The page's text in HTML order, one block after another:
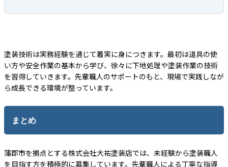
塗装技術は実務経験を通じて着実に身につきます。最初は道具の使
い方や安全作業の基本から学び、徐々に下地処理や塗装作業の技術
を習得していきます。先輩職人のサポートのもと、現場で実践しなが
ら成長できる環境が整っています。
まとめ
蒲郡市を拠点とする株式会社大祐塗装店では、未経験から塗装職人
を目指す方を積極的に募集しています。先輩職人による丁寧な指導